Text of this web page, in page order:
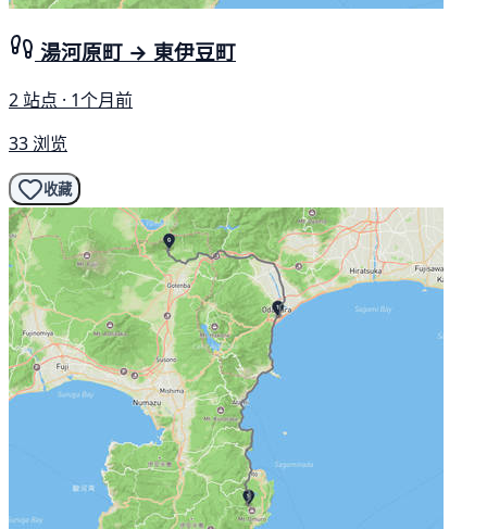
湯河原町 → 東伊豆町
2 站点 · 1个月前
33 浏览
收藏